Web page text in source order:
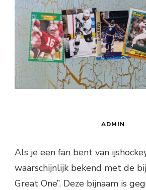
ADMIN
Als je een fan bent van
waarschijnlijk bekend met de
Great One”. Deze bijnaam is